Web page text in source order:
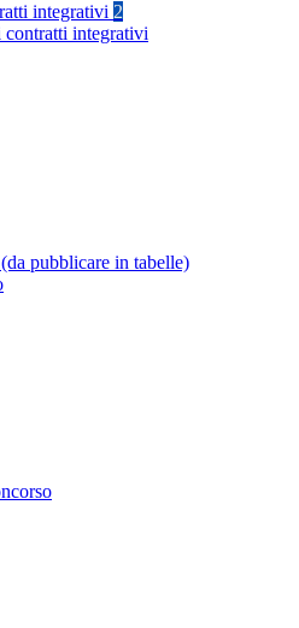
integrativi 2
contratti integrativi
pubblicare in tabelle)